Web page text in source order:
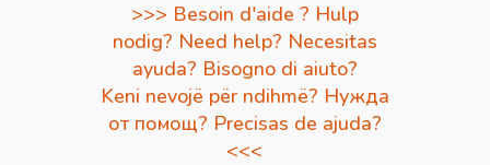
>>> Besoin d'aide ? Hulp
nodig? Need help? Necesitas
ayuda? Bisogno di aiuto?
Keni nevojë për ndihmë? Нужда
от помощ? Precisas de ajuda?
<<<